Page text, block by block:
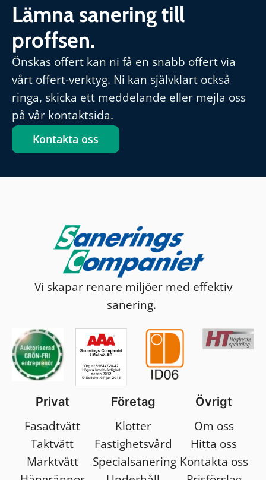
Lämna sanering till
proffsen.
Önskas offert kan ni få en snabb offert via
vårt offert-verktyg. Ni kan självklart också
ringa, skicka ett meddelande eller mejla oss
på vår kontaktsida.
Kontakta oss
Vi skapar renare miljöer med effektiv
sanering.
Privat
Fasadtvätt
Taktvätt
Marktvätt
Företag
Klotter
Fastighetsvård
Specialsanering
Övrigt
Om oss
Hitta oss
Kontakta oss